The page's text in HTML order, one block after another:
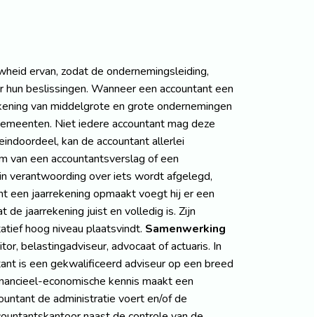
ervan, zodat de ondernemingsleiding,
beslissingen. Wanneer een accountant een
van middelgrote en grote ondernemingen
Niet iedere accountant mag deze
kan de accountant allerlei
van een accountantsverslag of een
verantwoording over iets wordt afgelegd,
een jaarrekening opmaakt voegt hij er een
de jaarrekening juist en volledig is. Zijn
hoog niveau plaatsvindt. Samenwerking
belastingadviseur, advocaat of actuaris. In
is een gekwalificeerd adviseur op een breed
economische kennis maakt een
de administratie voert en/of de